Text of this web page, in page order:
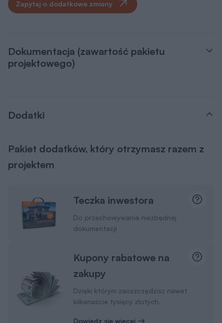
Zapytaj o dodatkowe zmiany
Dokumentacja (zawartość pakietu
projektowego)
Dodatki
Pakiet dodatków, który otrzymasz razem z
projektem
Teczka inwestora
Do przechowywania niezbędnej
dokumentacji
Kupony rabatowe na
zakupy
Dzięki którym zaoszczędzisz nawet
kilkanaście tysięcy złotych.
Dowiedz się więcej